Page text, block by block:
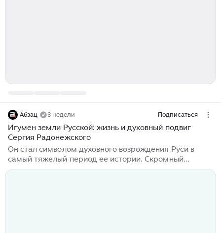
Абзац 3 недели Подписаться
Игумен земли Русской: жизнь и духовный подвиг
Сергия Радонежского
Он стал символом духовного возрождения Руси в
самый тяжелый период ее истории. Скромный
отшельник, ушедший в глухой лес, превратился в